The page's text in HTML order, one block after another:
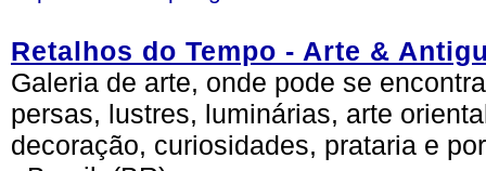
Retalhos do Tempo - Arte &
Galeria de arte, onde pode se
persas, lustres, luminárias, arte
decoração, curiosidades, prataria e